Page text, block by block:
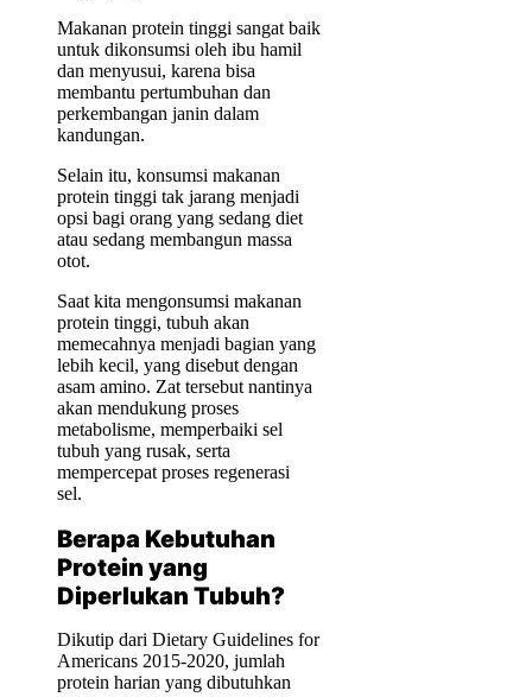
Makanan protein tinggi sangat baik
untuk dikonsumsi oleh ibu hamil
dan menyusui, karena bisa
membantu pertumbuhan dan
perkembangan janin dalam
kandungan.
Selain itu, konsumsi makanan
protein tinggi tak jarang menjadi
opsi bagi orang yang sedang diet
atau sedang membangun massa
otot.
Saat kita mengonsumsi makanan
protein tinggi, tubuh akan
memecahnya menjadi bagian yang
lebih kecil, yang disebut dengan
asam amino. Zat tersebut nantinya
akan mendukung proses
metabolisme, memperbaiki sel
tubuh yang rusak, serta
mempercepat proses regenerasi
sel.
Berapa Kebutuhan
Protein yang
Diperlukan Tubuh?
Dikutip dari Dietary Guidelines for
Americans 2015-2020, jumlah
protein harian yang dibutuhkan